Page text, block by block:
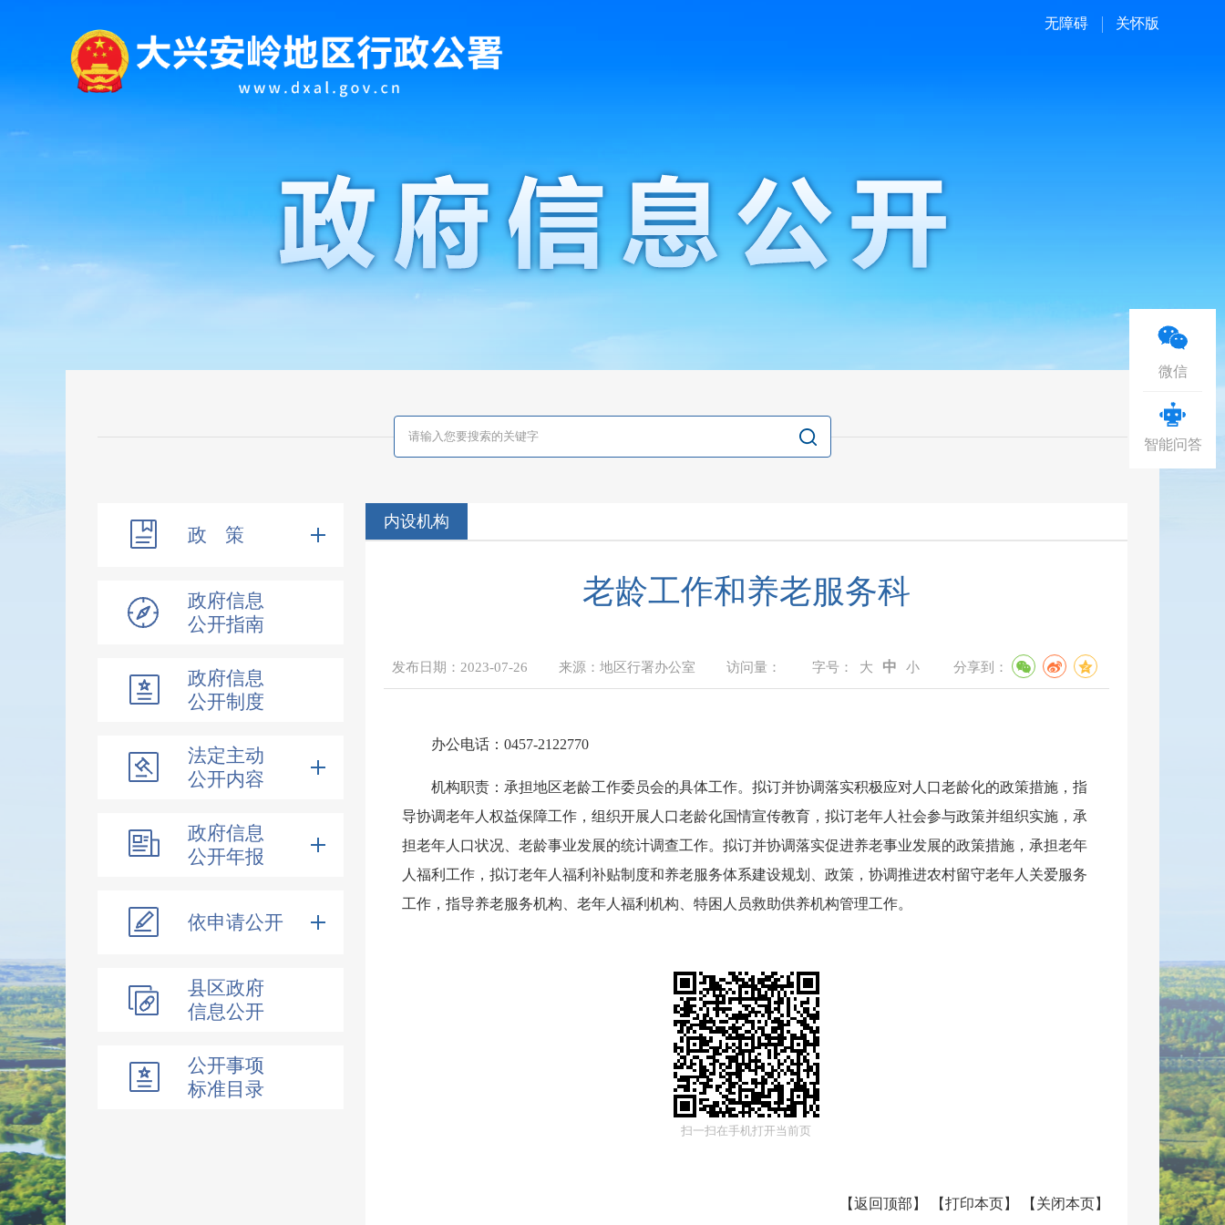
无障碍 关怀版
政 策
政府信息
公开指南
政府信息
公开制度
法定主动
公开内容
政府信息
公开年报
依申请公开
县区政府
信息公开
公开事项
标准目录
内设机构
老龄工作和养老服务科
发布日期：2023-07-26 来源：地区行署办公室 访问量：730 字号： 大 中 小
机构职责：承担地区老龄工作委员会的 具体工作。拟订并协调落实积极应对人口老龄化的政策措施，指
导协调老年人权益保障工作，组织开展人口老龄化国情宣传教育，拟订老年人社会参与政策并组织实施，承
担老年人口状况、 老龄事业发展的统计调查工作。拟订并协调落实促进养老事业发展的政策措施，承担老年
人福利工作，拟订老年人福利补贴制度和养老服务体系建设规划、政策，协调推进农村留守老年人关爱
微信
智能问答